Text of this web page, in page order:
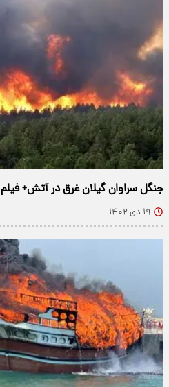
جنگل سراوان گیلان غرق در آتش+ فیلم
۱۹ دی ۱۴۰۲